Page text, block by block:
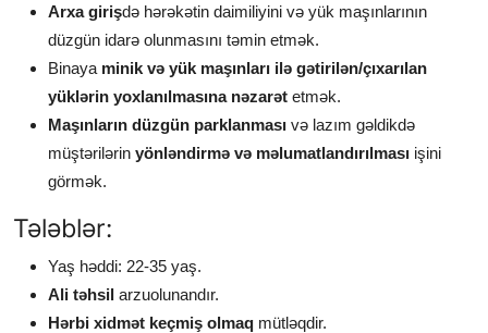
Arxa girişdə hərəkətin daimiliyini və yük maşınlarının
düzgün idarə olunmasını təmin etmək.
Binaya minik və yük maşınları ilə gətirilən/çıxarılan
yüklərin yoxlanılmasına nəzarət etmək.
Maşınların düzgün parklanması və lazım gəldikdə
müştərilərin yönləndirmə və məlumatlandırılması işini
görmək.
Tələblər:
Yaş həddi: 22-35 yaş.
Ali təhsil arzuolunandır.
Hərbi xidmət keçmiş olmaq mütləqdir.